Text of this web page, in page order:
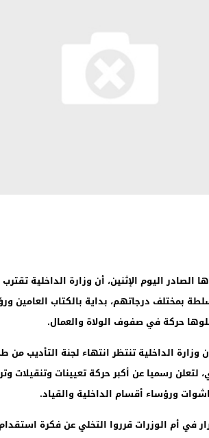
اليوم الإثنين، أن وزارة الداخلية
بمختلف درجاتهم، بداية بالكتاب العامين
حركة في صفوف الولاة والعمال.
وزارة الداخلية تنتظر انتهاء لجنة التأديب
لتعلن رسميا عن أكبر حركة تعيينات وتنقيلات
ورؤساء أقسام الداخلية والقياد.
في أم الوزرات قرروا التخلي عن فكرة